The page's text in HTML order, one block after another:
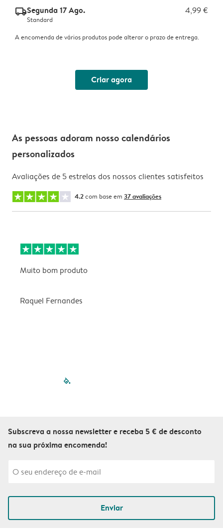
delivery_standard_v2Segunda 17 Ago. 4,99 €
Standard
A encomenda de vários produtos pode alterar o prazo de entrega.
Criar agora
As pessoas adoram nosso calendários
personalizados
Avaliações de 5 estrelas dos nossos clientes satisfeitos
4.2com base em 37 avaliações
Muito bom produto
Raquel Fernandes
filled-pagination
Subscreva a nossa newsletter e receba 5 € de desconto
na sua próxima encomenda!
Enviar